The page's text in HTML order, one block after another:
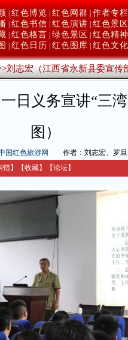
红色博览 红色网群 作者专栏
红色书信 红色演讲 红色景区
红色格言 绿色景区
红色精神
红色日历 红色图库 红色文化
刘志宏（江西省永新县委宣传
日义务宣讲“三
图）
国红色旅游网
作者：刘志宏、罗旦
错】 【收藏】 【论坛】